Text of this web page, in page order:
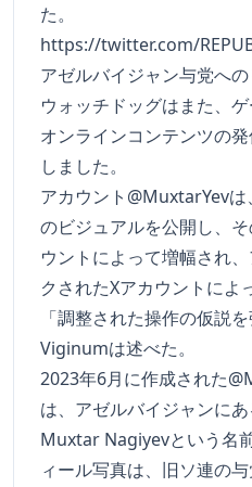
た。
https://twitter.com/
アゼルバイジャン与党への
ウォッチドッグはまた、
オンラインコンテンツの
しました。
アカウント@MuxtarYev
のビジュアルを公開し、
ウントによって増幅され
クされたXアカウントによ
「調整された操作の仮説
Viginumは述べた。
2023年6月に作成された
は、アゼルバイジャンにあ
Muxtar Nagiyevという名
ィール写真は、旧ソ連の